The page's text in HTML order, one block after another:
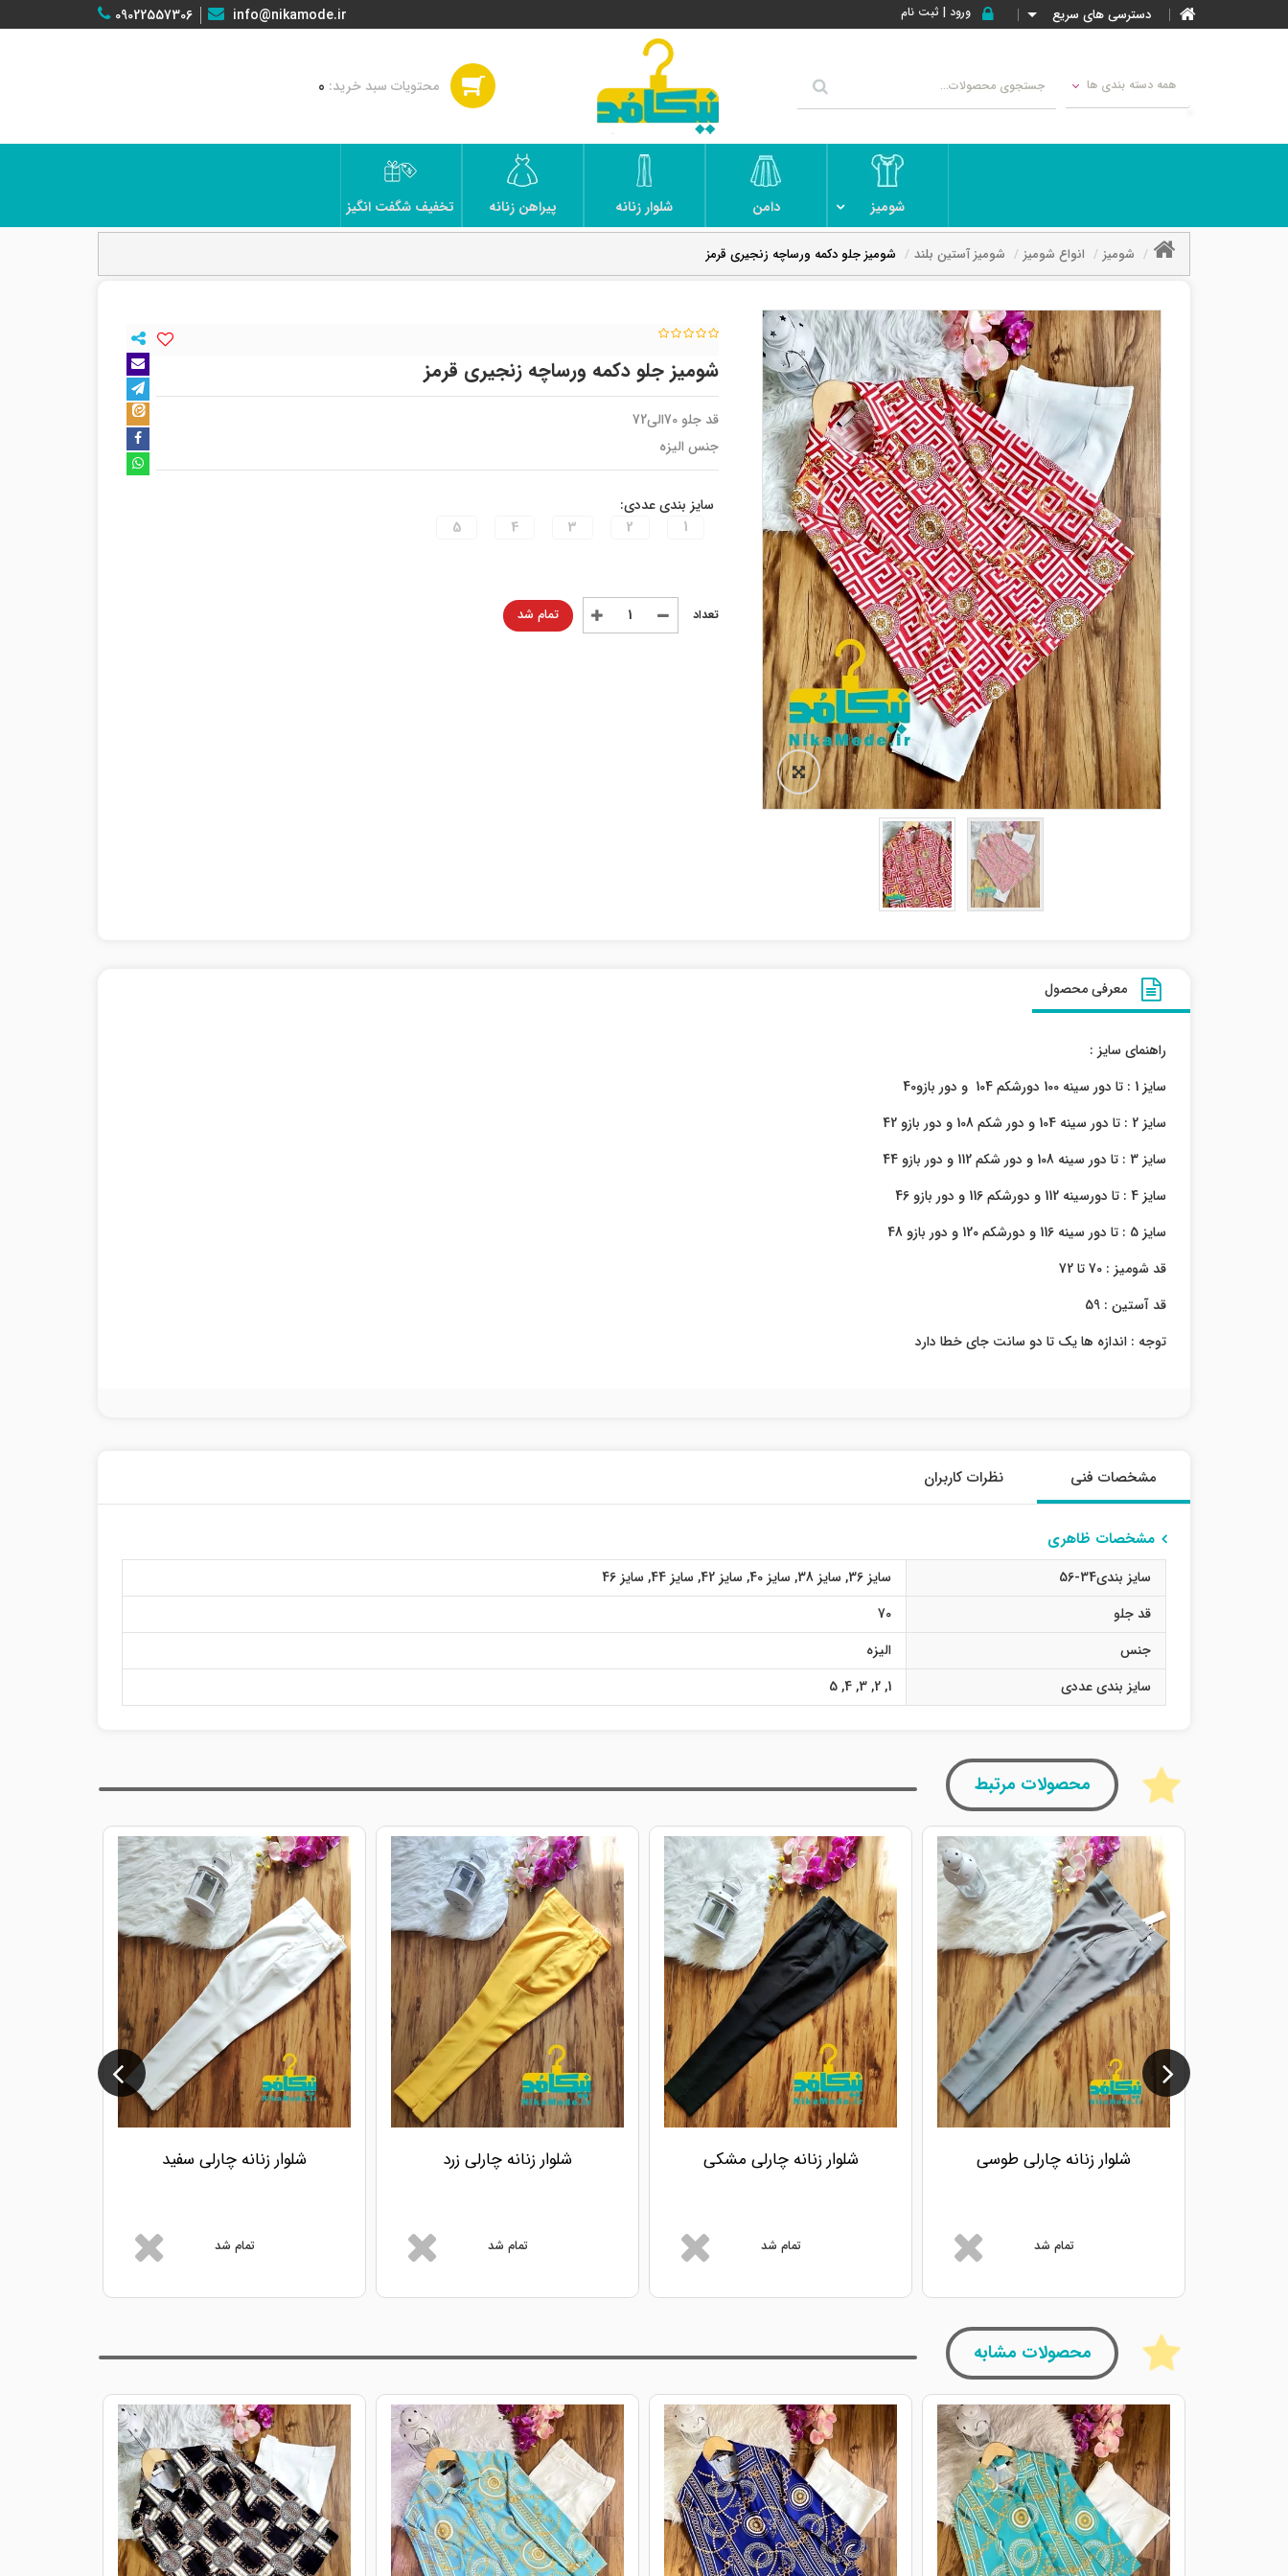
دسترسی های سریع ورود | ثبت نام 09022557306 info@nikamode.ir
همه دسته بندی ها 0
شومیز دامن شلوار زنانه پیراهن زنانه تخفیف شگفت انگیز
شومیز انواع شومیز شومیز آستین بلند شومیز جلو دکمه ورساچه زنجیری قرمز
شومیز جلو دکمه ورساچه زنجیری قرمز
قد جلو 70الی72
جنس الیزه
سایز بندی عددی:
1
2
3
4
5
تمام شد
معرفی محصول
راهنمای سایز :
سایز 1 : تا دور سینه 100 دورشکم 104 و دور بازو40
سایز 2 : تا دور سینه 104 و دور شکم 108 و دور بازو 42
سایز 3 : تا دور سینه 108 و دور شکم 112 و دور بازو 44
سایز 4 : تا دورسینه 112 و دورشکم 116 و دور بازو 46
سایز 5 : تا دور سینه 116 و دورشکم 120 و دور بازو 48
قد شومیز : 70 تا 72
قد آستین : 59
توجه : اندازه ها یک تا دو سانت جای خطا دارد
مشخصات فنی نظرات کاربران
مشخصات ظاهری
سایز بندی34-56 سایز 36 , سایز 38 , سایز 40 , سایز 42 , سایز 44 , سایز 46
قد جلو
70
جنس
الیزه
سایز بندی عددی
1
,
2
,
3
,
4
,
5
محصولات مرتبط
شلوار زنانه چارلی طوسی
تمام شد
شلوار زنانه چارلی مشکی
تمام شد
شلوار زنانه چارلی زرد
تمام شد
شلوار زنانه چارلی سفید
تمام شد
محصولات مشابه